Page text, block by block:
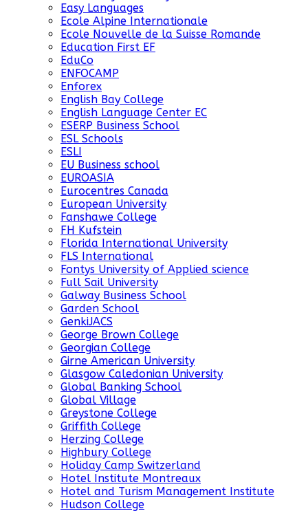
Easy Languages
Ecole Alpine Internationale
Ecole Nouvelle de la Suisse Romande
Education First EF
EduCo
ENFOCAMP
Enforex
English Bay College
English Language Center EC
ESERP Business School
ESL Schools
ESLI
EU Business school
EUROASIA
Eurocentres Canada
European University
Fanshawe College
FH Kufstein
Florida International University
FLS International
Fontys University of Applied science
Full Sail University
Galway Business School
Garden School
GenkiJACS
George Brown College
Georgian College
Girne American University
Glasgow Caledonian University
Global Banking School
Global Village
Greystone College
Griffith College
Herzing College
Highbury College
Holiday Camp Switzerland
Hotel Institute Montreaux
Hotel and Turism Management Institute
Hudson College